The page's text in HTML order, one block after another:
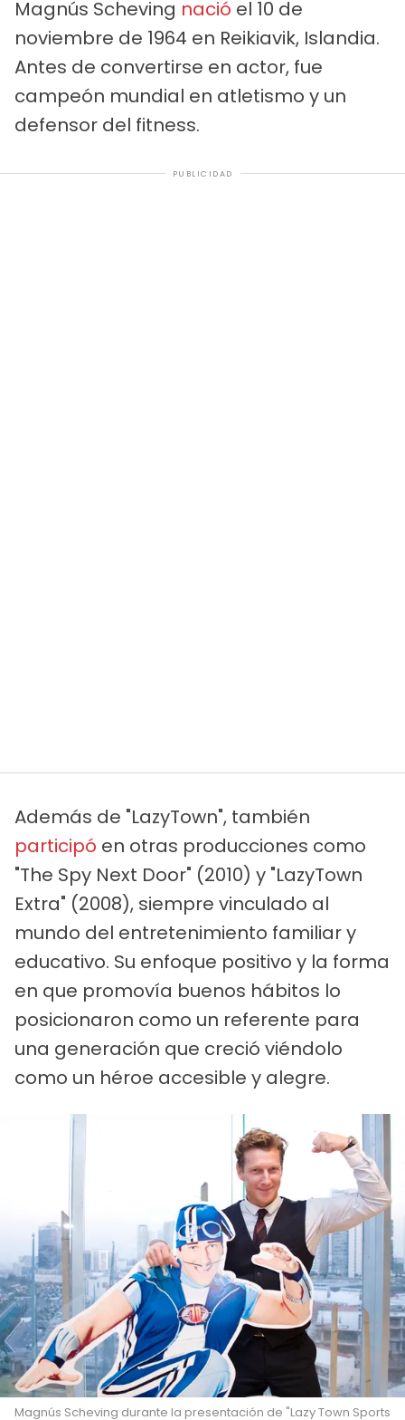
Magnús Scheving nació el 10 de
noviembre de 1964 en Reikiavik, Islandia.
Antes de convertirse en actor, fue
campeón mundial en atletismo y un
defensor del fitness.
PUBLICIDAD
Además de "LazyTown", también
participó en otras producciones como
"The Spy Next Door" (2010) y "LazyTown
Extra" (2008), siempre vinculado al
mundo del entretenimiento familiar y
educativo. Su enfoque positivo y la forma
en que promovía buenos hábitos lo
posicionaron como un referente para
una generación que creció viéndolo
como un héroe accesible y alegre.
Magnús Scheving durante la presentación de "Lazy Town Sports